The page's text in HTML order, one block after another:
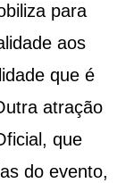
para
aos
que é
atração
que
do evento,